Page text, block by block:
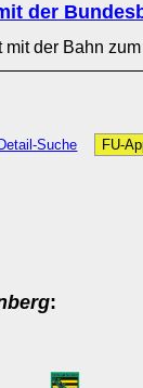
der
mit der Bahn
Detail-Suche FU-
: